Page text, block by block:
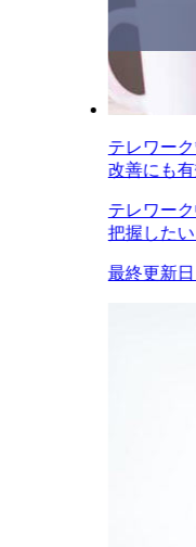
テレワー
改善にも
テレワー
把握した
最終更新日